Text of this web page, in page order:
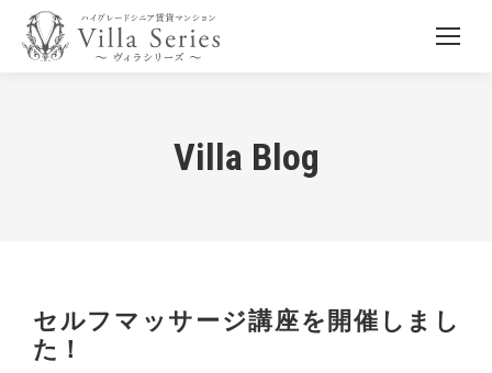
Villa Blog
セルフマッサージ講座を開催しまし
た！